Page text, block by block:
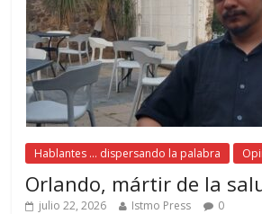
Hablantes ... dispersando la palabra
Orlando, mártir de la
julio 22, 2026 Istmo Press 0